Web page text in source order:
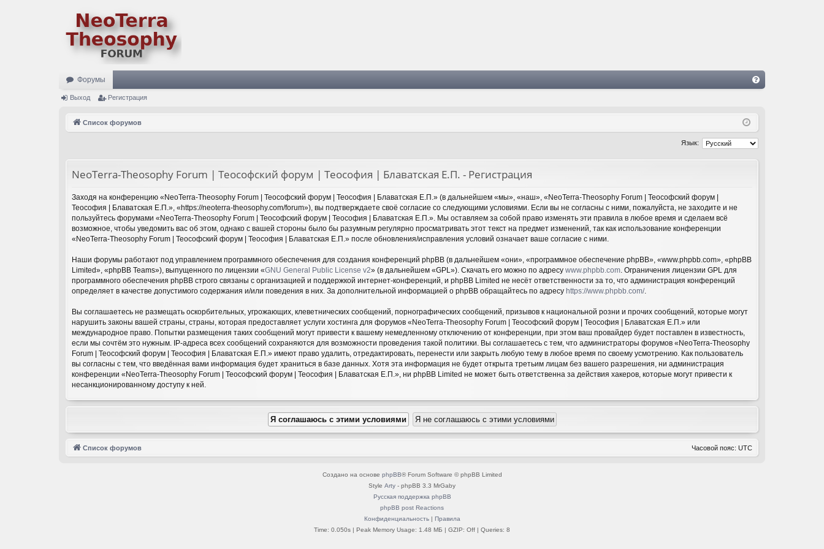
Форумы
Q
Выход Регистрация
Список форумов
Язык:
NeoTerra-Theosophy Forum | Теософский форум | Теософия | Блаватская Е.П. - Регистрация
Заходя на конференцию «NeoTerra-Theosophy Forum | Теософский форум | Теософия | Блаватская Е.П.» (в дальнейшем «мы», «наш», «NeoTerra-Theosophy Forum | Теософский форум |
Теософия | Блаватская Е.П.», «https://neoterra-theosophy.com/forum»), вы подтверждаете своё согласие со следующими условиями. Если вы не согласны с ними, пожалуйста, не заходите и не
пользуйтесь форумами «NeoTerra-Theosophy Forum | Теософский форум | Теософия | Блаватская Е.П.». Мы оставляем за собой право изменять эти правила в любое время и сделаем всё
возможное, чтобы уведомить вас об этом, однако с вашей стороны было бы разумным регулярно просматривать этот текст на предмет изменений, так как использование конференции
«NeoTerra-Theosophy Forum | Теософский форум | Теософия | Блаватская Е.П.» после обновления/исправления условий означает ваше согласие с ними.
Наши форумы работают под управлением программного обеспечения для создания конференций phpBB (в дальнейшем «они», «программное обеспечение phpBB», «www.phpbb.com», «phpBB
Limited», «phpBB Teams»), выпущенного по лицензии «GNU General Public License v2» (в дальнейшем «GPL»). Скачать его можно по адресу www.phpbb.com. Ограничения лицензии GPL для
программного обеспечения phpBB строго связаны с организацией и поддержкой интернет-конференций, и phpBB Limited не несёт ответственности за то, что администрация конференций
определяет в качестве допустимого содержания и/или поведения в них. За дополнительной информацией о phpBB обращайтесь по адресу https://www.phpbb.com/.
Вы соглашаетесь не размещать оскорбительных, угрожающих, клеветнических сообщений, порнографических сообщений, призывов к национальной розни и прочих сообщений, которые могут
нарушить законы вашей страны, страны, которая предоставляет услуги хостинга для форумов «NeoTerra-Theosophy Forum | Теософский форум | Теософия | Блаватская Е.П.» или
международное право. Попытки размещения таких сообщений могут привести к вашему немедленному отключению от конференции, при этом ваш провайдер будет поставлен в известность,
если мы сочтём это нужным. IP-адреса всех сообщений сохраняются для возможности проведения такой политики. Вы соглашаетесь с тем, что администраторы форумов «NeoTerra-Theosophy
Forum | Теософский форум | Теософия | Блаватская Е.П.» имеют право удалить, отредактировать, перенести или закрыть любую тему в любое время по своему усмотрению. Как пользователь
вы согласны с тем, что введённая вами информация будет храниться в базе данных. Хотя эта информация не будет открыта третьим лицам без вашего разрешения, ни администрация
конференции «NeoTerra-Theosophy Forum | Теософский форум | Теософия | Блаватская Е.П.», ни phpBB Limited не может быть ответственна за действия хакеров, которые могут привести к
несанкционированному доступу к ней.
Список форумов Часовой пояс: UTC
Создано на основе phpBB® Forum Software © phpBB Limited
Style Arty - phpBB 3.3 MrGaby
Русская поддержка phpBB
phpBB post Reactions
Конфиденциальность| Правила
Time: 0.050s | Peak Memory Usage: 1.48 МБ | GZIP: Off | Queries: 8